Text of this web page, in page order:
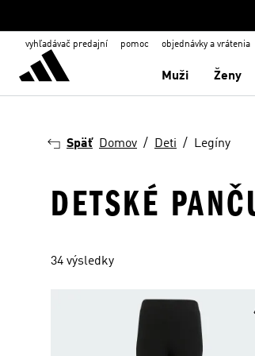
vyhľadávač predajní pomoc objednávky a vrátenia
Muži Ženy
Späť Domov Deti Legíny
DETSKÉ
34 výsledky